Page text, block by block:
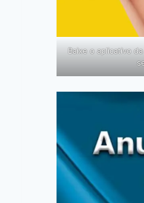
Baixe o aplicativo